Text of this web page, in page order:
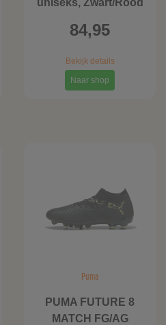
uniseks, Zwart/Rood
84,95
Bekijk details
Naar shop
Puma
PUMA FUTURE 8
MATCH FG/AG